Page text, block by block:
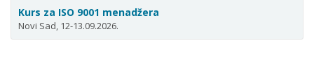
Kurs za ISO 9001 menadžera
Novi Sad, 12-13.09.2026.